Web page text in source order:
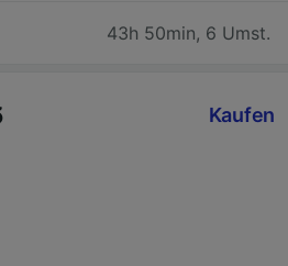
43h 50min, 6 Umst.
Kaufen